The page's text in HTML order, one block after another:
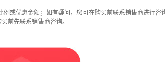
或优惠金额；如有疑问，您可在购买前联系销售商进行咨
前先联系销售商咨询。